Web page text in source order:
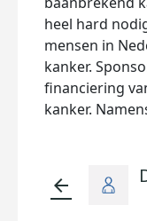
heel hard
mensen in
kanker.
financiering
kanker.
arrow_back